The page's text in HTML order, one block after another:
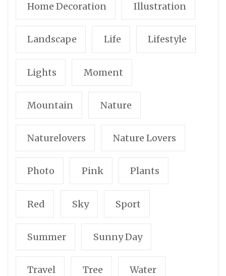
Home Decoration Illustration
Landscape Life Lifestyle
Lights Moment
Mountain Nature
Naturelovers Nature Lovers
Photo Pink Plants
Red Sky Sport
Summer Sunny Day
Travel Tree Water